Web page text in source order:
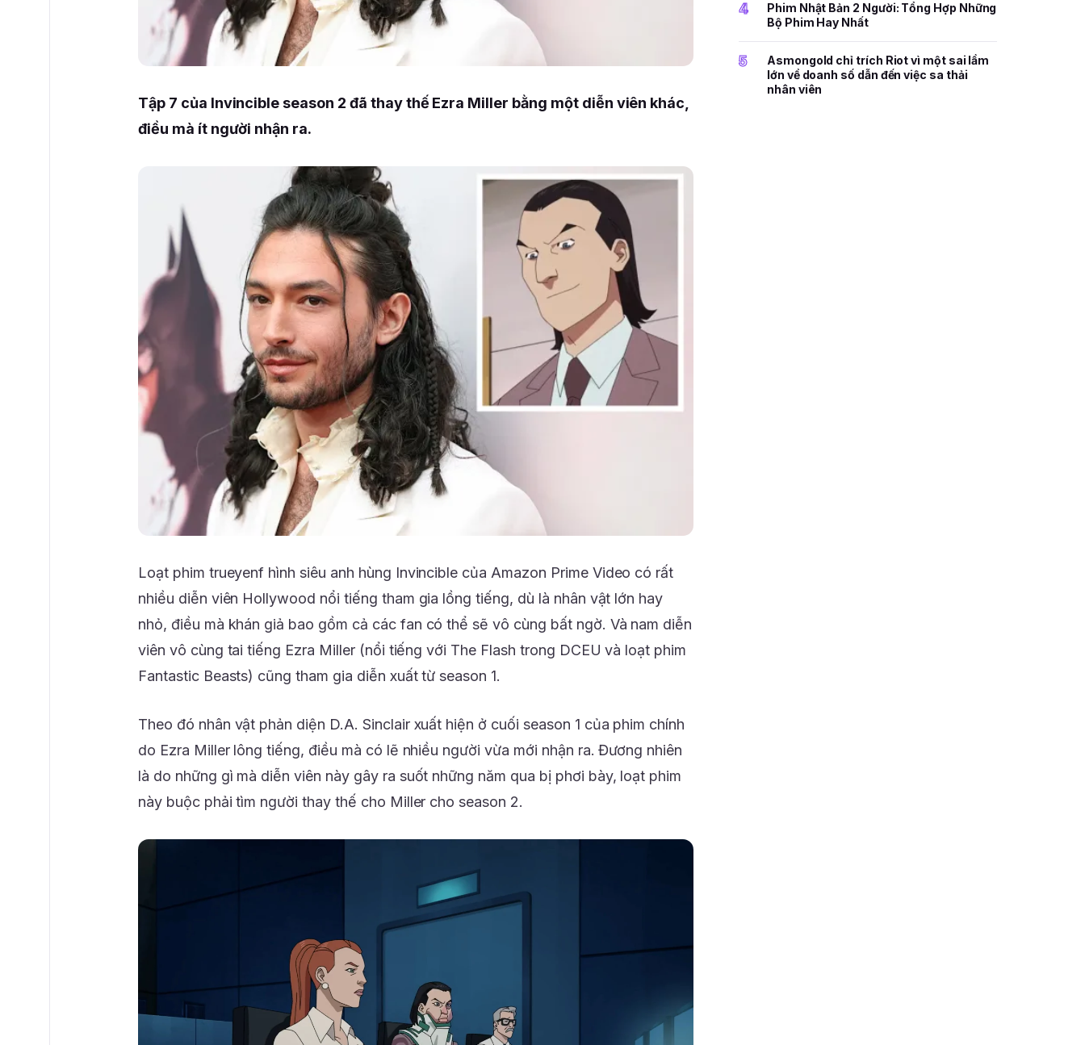
Tập 7 của Invincible season 2 đã thay thế Ezra Miller bằng một diễn viên khác,
điều mà ít người nhận ra.
Loạt phim trueyenf hình siêu anh hùng Invincible của Amazon Prime Video có rất
nhiều diễn viên Hollywood nổi tiếng tham gia lồng tiếng, dù là nhân vật lớn hay
nhỏ, điều mà khán giả bao gồm cả các fan có thể sẽ vô cùng bất ngờ. Và nam diễn
viên vô cùng tai tiếng Ezra Miller (nổi tiếng với The Flash trong DCEU và loạt phim
Fantastic Beasts) cũng tham gia diễn xuất từ season 1.
Theo đó nhân vật phản diện D.A. Sinclair xuất hiện ở cuối season 1 của phim chính
do Ezra Miller lông tiếng, điều mà có lẽ nhiều người vừa mới nhận ra. Đương nhiên
là do những gì mà diễn viên này gây ra suốt những năm qua bị phơi bày, loạt phim
này buộc phải tìm người thay thế cho Miller cho season 2.
4
Phim Nhật Bản 2 Người: Tổng Hợp Những
Bộ Phim Hay Nhất
5
Asmongold chỉ trích Riot vì một sai lầm
lớn về doanh số dẫn đến việc sa thải
nhân viên